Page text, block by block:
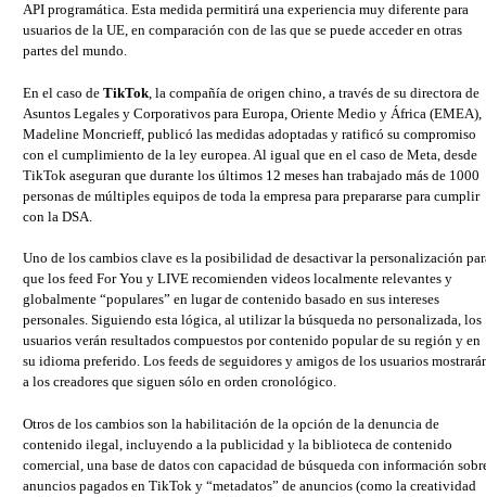
API programática. Esta medida permitirá una experiencia muy diferente para
usuarios de la UE, en comparación con de las que se puede acceder en otras
partes del mundo.
En el caso de TikTok , la compañía de origen chino, a través de su directora de
Asuntos Legales y Corporativos para Europa, Oriente Medio y África (EMEA),
Madeline Moncrieff, publicó las medidas adoptadas y ratificó su compromiso
con el cumplimiento de la ley europea. Al igual que en el caso de Meta, desde
TikTok aseguran que durante los últimos 12 meses han trabajado más de 1000
personas de múltiples equipos de toda la empresa para prepararse para cumplir
con la DSA.
Uno de los cambios clave es la posibilidad de desactivar la personalización
que los feed For You y LIVE recomienden videos localmente relevantes y
globalmente “populares” en lugar de contenido basado en sus intereses
personales. Siguiendo esta lógica, al utilizar la búsqueda no personalizada, los
usuarios verán resultados compuestos por contenido popular de su región y en
su idioma preferido. Los feeds de seguidores y amigos de los usuarios
a los creadores que siguen sólo en orden cronológico.
Otros de los cambios son la habilitación de la opción de la denuncia de
contenido ilegal, incluyendo a la publicidad y la biblioteca de contenido
comercial, una base de datos con capacidad de búsqueda con información
anuncios pagados en TikTok y “metadatos” de anuncios (como la creatividad